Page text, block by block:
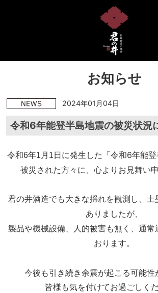
お知らせ
2024年01月04日
令和6年能登半島地震の被災状況
令和6年1月1日に発生した
「令和6年能
被災された方々に、 心よりお見舞い
君の井酒造でも大きな揺れを観測し、土
ありましたが、
製品や機械設備、人的被害も無く、通常
おります。
今後も引き続き余震が起こる可能性
皆様も気を付けてお過ごしくだ